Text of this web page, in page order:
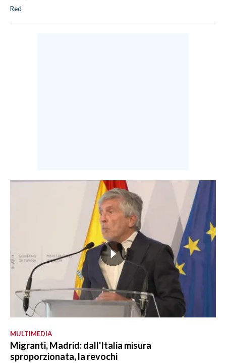
Red
MULTIMEDIA
Migranti, Madrid: dall'Italia misura
sproporzionata, la revochi